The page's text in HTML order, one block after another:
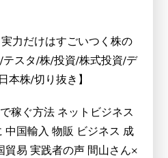
実力だけはすごいつく株の
スタ/株/投資/株式投資/デ
本株/切り抜き】
稼ぐ方法 ネットビジネス
中国輸入 物販 ビジネス 成
貿易 実践者の声 間山さん×